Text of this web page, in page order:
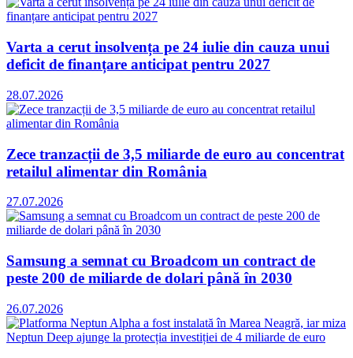
Varta a cerut insolvența pe 24 iulie din cauza unui
deficit de finanțare anticipat pentru 2027
28.07.2026
Zece tranzacții de 3,5 miliarde de euro au concentrat
retailul alimentar din România
27.07.2026
Samsung a semnat cu Broadcom un contract de
peste 200 de miliarde de dolari până în 2030
26.07.2026